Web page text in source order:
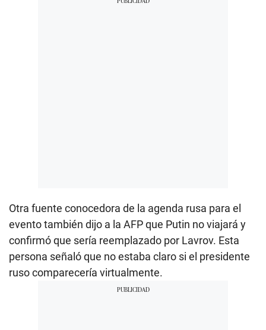
Otra fuente conocedora de la agenda rusa para el
evento también dijo a la AFP que Putin no viajará y
confirmó que sería reemplazado por Lavrov. Esta
persona señaló que no estaba claro si el presidente
ruso comparecería virtualmente.